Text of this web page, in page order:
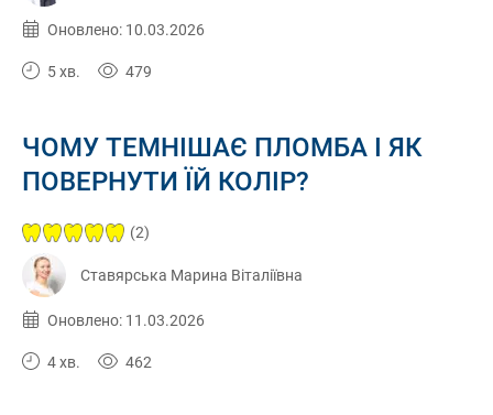
Опубліковано:
10.03.2026
Оновлено: 10.03.2026
5 хв. 479
ЧОМУ ТЕМНІШАЄ ПЛОМБА І ЯК
ПОВЕРНУТИ ЇЙ КОЛІР?
Ставярська Марина Віталіївна
(2)
Опубліковано:
11.03.2026
Оновлено: 11.03.2026
4 хв. 462